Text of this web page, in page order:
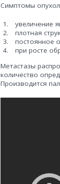
Симптомы
увеличение
плотная
постоянное
при росте
Метастазы
количество
Производится